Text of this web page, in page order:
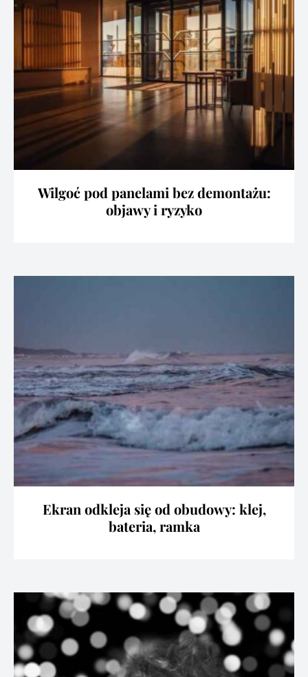
Wilgoć pod panelami bez demontażu:
objawy i ryzyko
Ekran odkleja się od obudowy: klej,
bateria, ramka